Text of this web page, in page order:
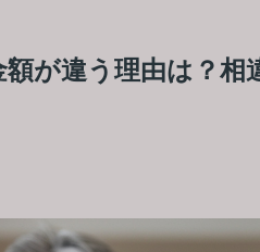
が違う理由は？相